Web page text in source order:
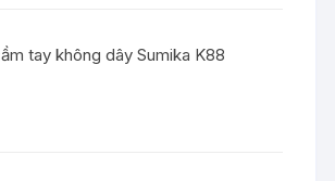
tay không dây Sumika K88